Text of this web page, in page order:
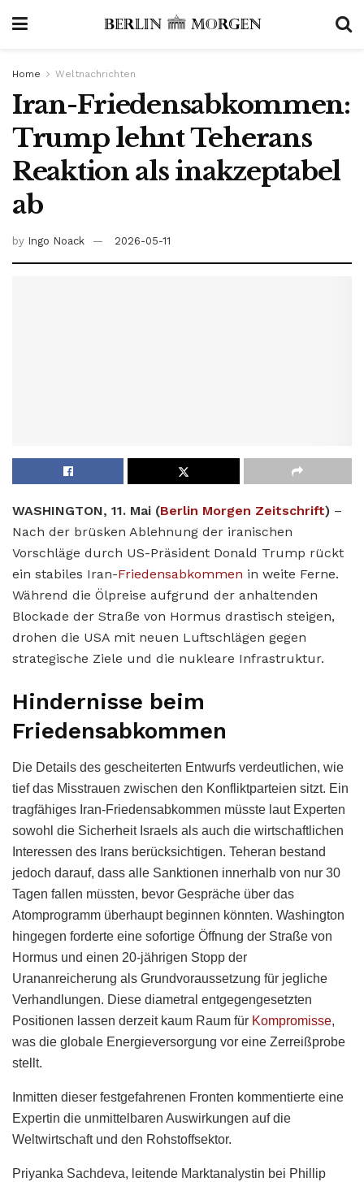
Home Weltnachrichten
Iran-Friedensabkommen:
Trump lehnt Teherans
Reaktion als inakzeptabel
ab
by Ingo Noack 2026-05-11
WASHINGTON, 11. Mai (Berlin Morgen Zeitschrift) –
Nach der brüsken Ablehnung der iranischen
Vorschläge durch US-Präsident Donald Trump rückt
ein stabiles Iran-Friedensabkommen in weite Ferne.
Während die Ölpreise aufgrund der anhaltenden
Blockade der Straße von Hormus drastisch steigen,
drohen die USA mit neuen Luftschlägen gegen
strategische Ziele und die nukleare Infrastruktur.
Hindernisse beim
Friedensabkommen
Die Details des gescheiterten Entwurfs verdeutlichen, wie
tief das Misstrauen zwischen den Konfliktparteien sitzt. Ein
tragfähiges Iran-Friedensabkommen müsste laut Experten
sowohl die Sicherheit Israels als auch die wirtschaftlichen
Interessen des Irans berücksichtigen. Teheran bestand
jedoch darauf, dass alle Sanktionen innerhalb von nur 30
Tagen fallen müssten, bevor Gespräche über das
Atomprogramm überhaupt beginnen könnten. Washington
hingegen forderte eine sofortige Öffnung der Straße von
Hormus und einen 20-jährigen Stopp der
Urananreicherung als Grundvoraussetzung für jegliche
Verhandlungen. Diese diametral entgegengesetzten
Positionen lassen derzeit kaum Raum für Kompromisse,
was die globale Energieversorgung vor eine Zerreißprobe
stellt.
Inmitten dieser festgefahrenen Fronten kommentierte eine
Expertin die unmittelbaren Auswirkungen auf die
Weltwirtschaft und den Rohstoffsektor.
Priyanka Sachdeva, leitende Marktanalystin bei Phillip